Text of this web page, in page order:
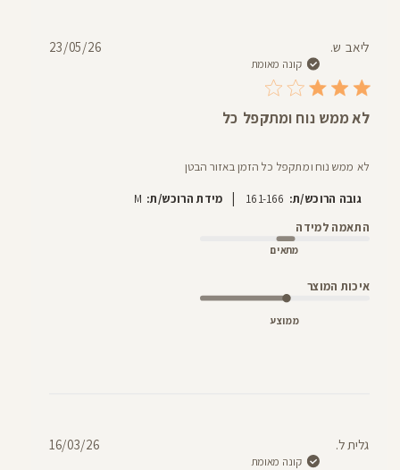
ליאב ש.
קונה מאומת
לא ממש נוח ומתקפל כל
לא ממש נוח ומתקפל כל הזמן באזור הבטן
גובה הרוכש/ת: 161-166 מידת הרוכש/ת: M
התאמה למידה
מתאים
איכות המוצר
ממוצע
23/05/26
גלית ל.
קונה מאומת
16/03/26